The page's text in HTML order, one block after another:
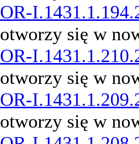
OR-
otworzy się w
OR-
otworzy się w
OR-
otworzy się w